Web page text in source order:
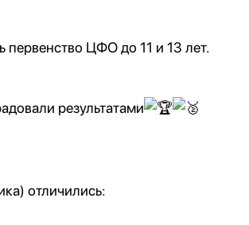
первенство ЦФО до 11 и 13 лет.
результатами
отличились: